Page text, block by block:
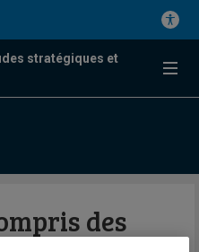
stratégiques et
des